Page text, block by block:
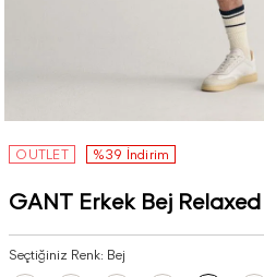
OUTLET %39 İndirim
GANT Erkek Bej
Seçtiğiniz Renk: Bej